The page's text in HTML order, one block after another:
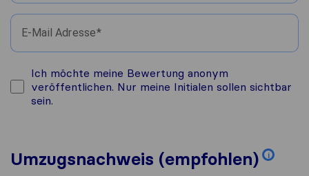
E-Mail Adresse
Ich möchte meine Bewertung anonym
veröffentlichen. Nur meine Initialen sollen sichtbar
sein.
Umzugsnachweis (empfohlen) i